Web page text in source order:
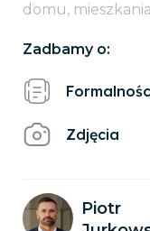
domu,
Zadbamy o:
Zdjęcia
Piotr